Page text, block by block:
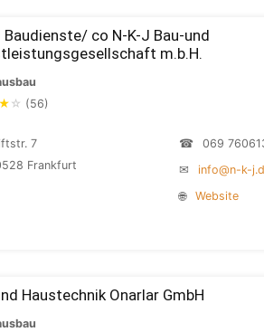
Baudienste/ co N-K-J Bau-und
m.b.H.
★ ☆ (56)
7
Frankfurt
☎
069
✉
info@n-k-
🌐
Website
Haustechnik Onarlar GmbH